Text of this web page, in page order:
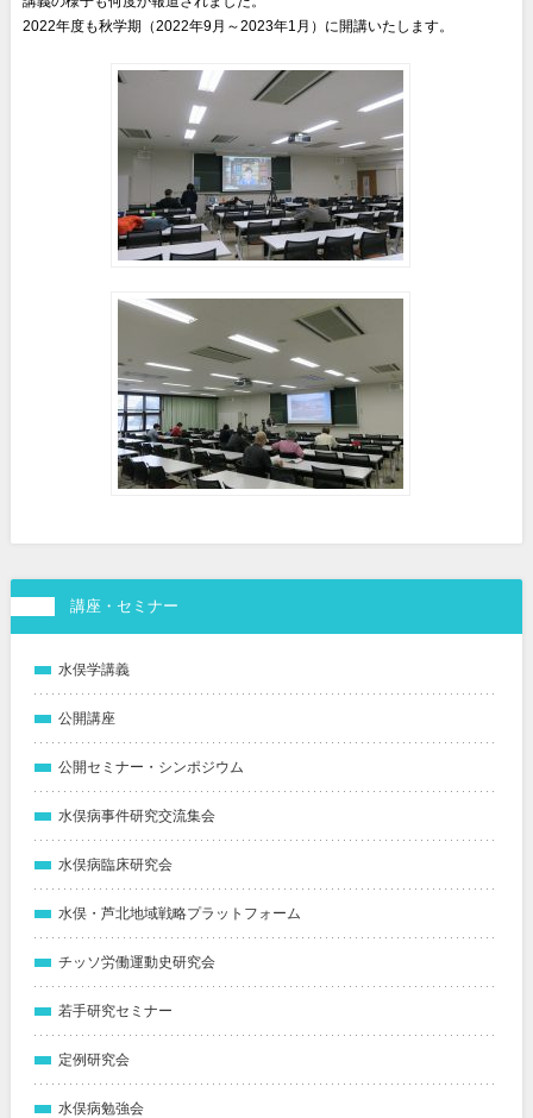
2022年度も秋学期（2022年9月～2023年1月）に開講いたします。
講座・セミナー
水俣学講義
公開講座
公開セミナー・シンポジウム
水俣病事件研究交流集会
水俣病臨床研究会
水俣・芦北地域戦略プラットフォーム
チッソ労働運動史研究会
若手研究セミナー
定例研究会
水俣病勉強会